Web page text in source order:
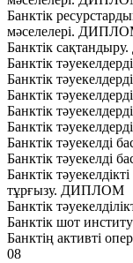
Банктік
мәселелері.
Банктік
Банктік
Банктік
Банктік
Банктік
Банктік
Банктік тәуекелді
Банктік тәуекелді
Банктік
тұрғызу. ДИПЛОМ
Банктік
Банктік шот
Банктің активтi
08